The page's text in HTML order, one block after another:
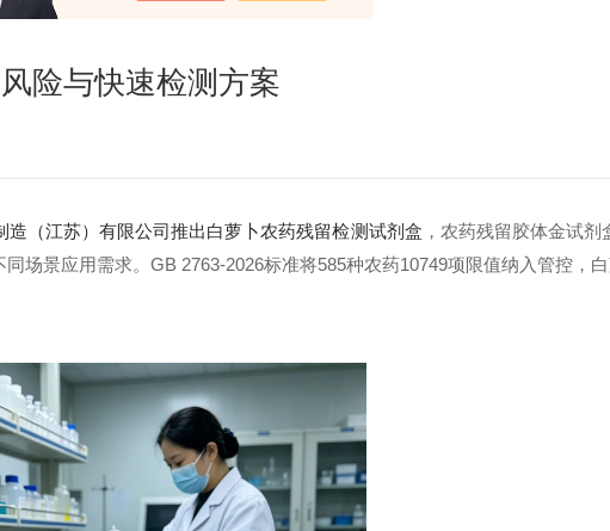
险与快速检测方案
造（江苏）有限公司推出白萝卜农药残留检测试剂盒 ，农药残留胶体金试
景应用需求。GB 2763-2026标准将585种农药10749项限值纳入管控，白